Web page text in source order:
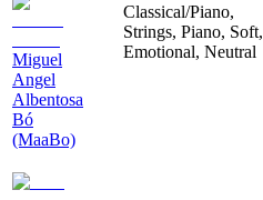
Miguel
Angel
Albentosa
Bó
(MaaBo)
Classical/Piano,
Strings, Piano, Soft,
Emotional, Neutral